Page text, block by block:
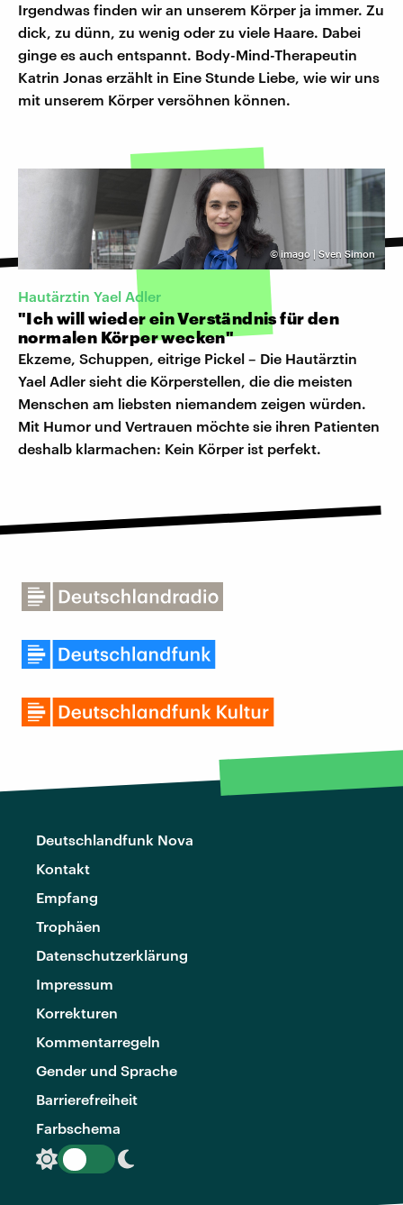
Irgendwas finden wir an unserem Körper ja immer. Zu
dick, zu dünn, zu wenig oder zu viele Haare. Dabei
ginge es auch entspannt. Body-Mind-Therapeutin
Katrin Jonas erzählt in Eine Stunde Liebe, wie wir uns
mit unserem Körper versöhnen können.
©imago | Sven Simon
Hautärztin Yael Adler
"Ich will wieder ein Verständnis für den
normalen Körper wecken"
Ekzeme, Schuppen, eitrige Pickel – Die Hautärztin
Yael Adler sieht die Körperstellen, die die meisten
Menschen am liebsten niemandem zeigen würden.
Mit Humor und Vertrauen möchte sie ihren Patienten
deshalb klarmachen: Kein Körper ist perfekt.
Deutschlandfunk Nova
Kontakt
Empfang
Trophäen
Datenschutzerklärung
Impressum
Korrekturen
Kommentarregeln
Gender und Sprache
Barrierefreiheit
Farbschema